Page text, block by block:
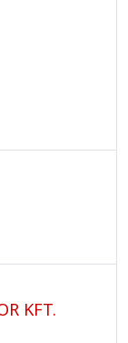
KFT.